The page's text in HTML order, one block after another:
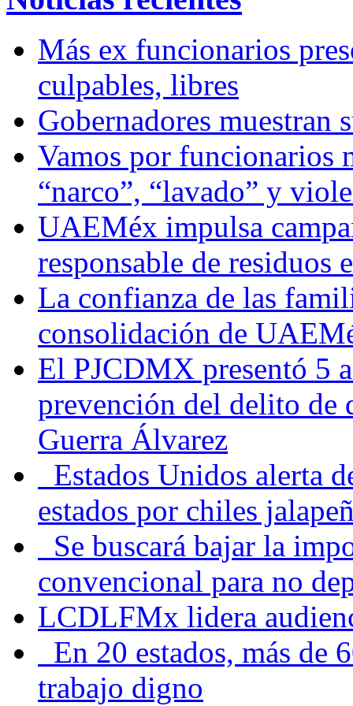
Más ex funcionarios
culpables, libres
Gobernadores muestran
Vamos por funcionarios
“narco”, “lavado” y
UAEMéx impulsa
responsable de residuos
La confianza de las
consolidación de
El PJCDMX presentó 5
prevención del delito de
Guerra Álvarez
Estados Unidos alerta
estados por chiles
Se buscará bajar la
convencional para no
LCDLFMx lidera
En 20 estados, más de
trabajo digno